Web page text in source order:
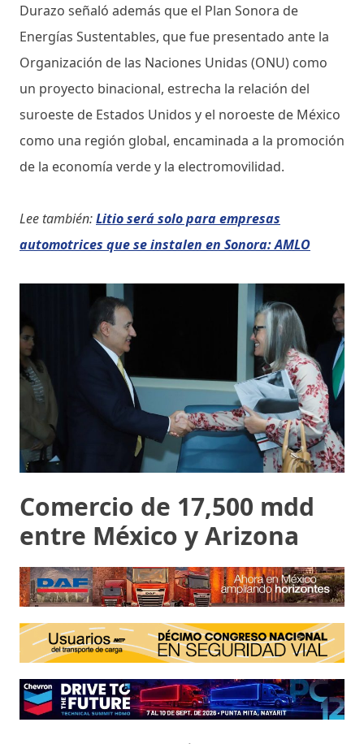
Durazo señaló además que el Plan Sonora de
Energías Sustentables, que fue presentado ante la
Organización de las Naciones Unidas (ONU) como
un proyecto binacional, estrecha la relación del
suroeste de Estados Unidos y el noroeste de México
como una región global, encaminada a la promoción
de la economía verde y la electromovilidad.
Lee también:Litio será solo para empresas
automotrices que se instalen en Sonora: AMLO
Comercio de 17,500 mdd
entre México y Arizona